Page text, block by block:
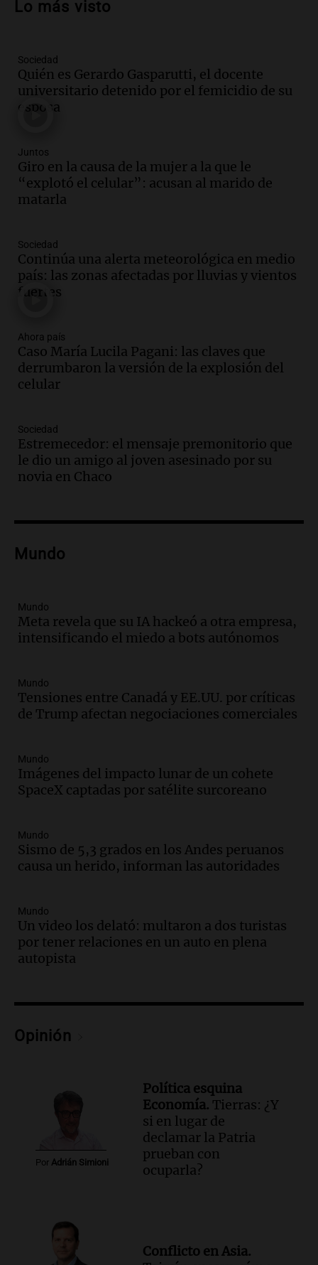
y actividades destacadas
Audio.
violó libertad condicional al ir al
Mundial de Atlanta
Panorama Federal
Audio.
estudiantes y proyecta duplicar el
programa de movilidad sustentable
Viva la Radio
nevada en Mendoza este fin de semana
tras condiciones invernales
Panorama Federal
Episodios
distraídos: ¿Qué pasa con un niño
cuando el padre mira mucho el teléfono?
Educar entre todos
Episodios
Tecnológico en Villa María con dos
edificios icónicos
Panorama Federal
Episodios
controvertidos
Episodios
privada en el Senado Nacional
Panorama Federal
Episodios
contrato entre cooperativa argentina y
Huawei en Neuquén
Panorama Federal
Episodios
la presencia de 70.000 bolivianos en la
provincia y su integración
Panorama Federal
Audio.
recordó su paso por Perú: "Nos decía
siempre: ''Difundan el milagro''"
Audio.
Santa Fe, segunda provincia con
más femicidios del país, según informe
de Casa del Encuentro
Panorama Federal
Audio.Santa Fe reactivará 1.500
Procrear en la provincia
Debate en el Senado por la ley de
propiedad privada genera preocupación
y críticas entre senadores
Episodios
La comunidad boliviana en Salta:
Panorama Federal
Audio.
Ordenan el reintegro de dos
Lo más visto
Sociedad
Quién es Gerardo Gasparutti, el docente
universitario detenido por el femicidio de su
esposa
Juntos
Giro en la causa de la mujer a la que le
“explotó el celular”: acusan al marido de
matarla
Sociedad
Continúa una alerta meteorológica en medio
país: las zonas afectadas por lluvias y vientos
fuertes
Ahora país
Caso María Lucila Pagani: las claves que
derrumbaron la versión de la explosión del
celular
Sociedad
Estremecedor: el mensaje premonitorio que
le dio un amigo al joven asesinado por su
novia en Chaco
Mundo
Mundo
Meta revela que su IA hackeó a otra empresa,
intensificando el miedo a bots autónomos
Mundo
Tensiones entre Canadá y EE.UU. por críticas
de Trump afectan negociaciones comerciales
Mundo
Imágenes del impacto lunar de un cohete
SpaceX captadas por satélite surcoreano
Mundo
Sismo de 5,3 grados en los Andes peruanos
causa un herido, informan las autoridades
Mundo
Un video los delató: multaron a dos turistas
por tener relaciones en un auto en plena
autopista
Opinión
Por Adrián Simioni
Política esquina
Economía. Tierras: ¿Y
si en lugar de
declamar la Patria
prueban con
ocuparla?
Conflicto en Asia.